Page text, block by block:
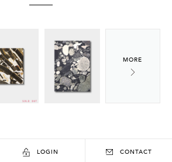
LOGIN CONTACT